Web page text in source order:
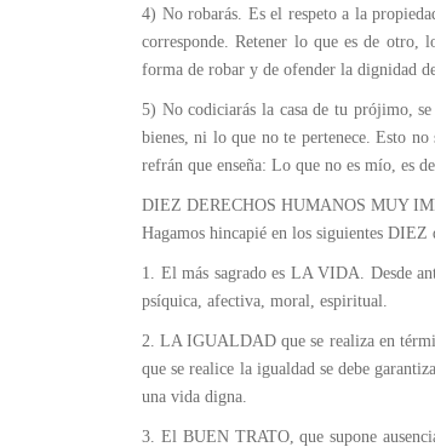
4) No robarás. Es el respeto a la
corresponde. Retener lo que es de otro,
forma de robar y de ofender la dignidad
5) No codiciarás la casa de tu prójimo,
bienes, ni lo que no te pertenece. Esto
refrán que enseña: Lo que no es mío, es
DIEZ DERECHOS HUMANOS MUY
Hagamos hincapié en los siguientes DIEZ
1. El más sagrado es LA VIDA. Desde
psíquica, afectiva, moral, espiritual.
2. LA IGUALDAD que se realiza en
que se realice la igualdad se debe
una vida digna.
3. El BUEN TRATO, que supone